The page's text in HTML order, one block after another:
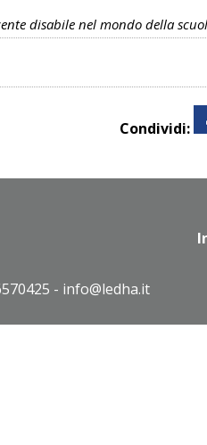
disabile nel mondo della
Condividi:
- info@ledha.it